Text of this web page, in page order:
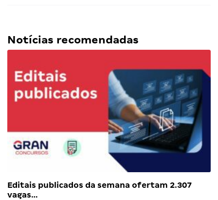
Notícias recomendadas
Editais publicados da semana ofertam 2.307
vagas…